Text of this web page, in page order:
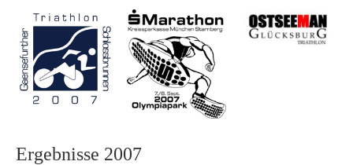
Ergebnisse 2007